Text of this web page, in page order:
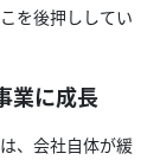
を後押ししてい
業に成長
、会社自体が緩